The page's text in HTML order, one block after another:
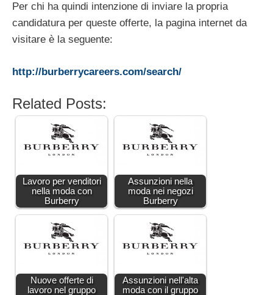
Per chi ha quindi intenzione di inviare la propria
candidatura per queste offerte, la pagina internet da
visitare è la seguente:
http://burberrycareers.com/search/
Related Posts:
Lavoro per venditori
nella moda con
Burberry
Assunzioni nella
moda nei negozi
Burberry
Nuove offerte di
lavoro nel gruppo
Assunzioni nell'alta
moda con il gruppo